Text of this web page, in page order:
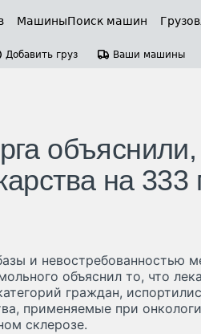
МашиныПоиск машин
Добавить груз Ваши машины
на 333
и невостребованностью
объяснил то, что
граждан,
применяемые при
склерозе.